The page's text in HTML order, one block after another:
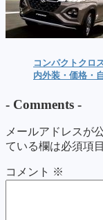
コンパクトクロ
内外装・価格・
- Comments -
メールアドレスが
ている欄は必須項
コメント ※